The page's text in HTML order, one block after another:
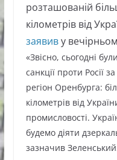
розташованій
кілометрів від
заявиву
«Звісно, сьогодні
санкції проти Росії
регіон Оренбурга:
кілометрів від
промисловості.
будемо діяти
зазначив